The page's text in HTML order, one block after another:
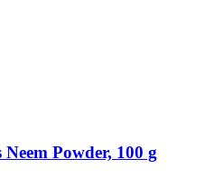
Neem Powder, 100 g